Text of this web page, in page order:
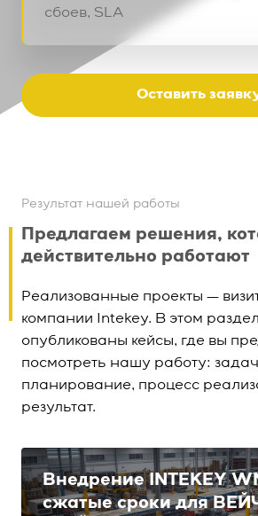
сбоев, SLA
Оставить
Результат нашей работы
Предлагаем решения,
действительно работают
Реализованные проекты —
компании Intekey. В этом
опубликованы кейсы, где вы
посмотреть нашу работу:
планирование, процесс
результат.
Внедрение INTEKEY
сжатые сроки для